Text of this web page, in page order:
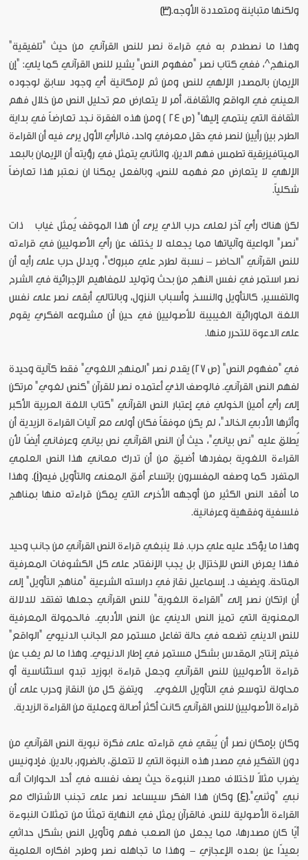
ولكنها متباينة ومتعددة الأوجه.[3]
وهذا ما نصطدم به في قراءة نصر للنص القرآني من حيث "تلفيقية"
المنهج^، ففي كتاب نصر "مفهوم النص" يشير للنص القرآني كما يلي: "إن
الإيمان بالمصدر الإلهي للنص ومن ثم لإمكانية أي وجود سابق لوجوده
العيني في الواقع والثقافة، أمر لا يتعارض مع تحليل النص من خلال فهم
الثقافة التي ينتمي إليها" (ص 24 ) ومن هذه الفقرة نجد تعارضاً في بداية
الطرح بين رأيين لنصر في حقل معرفي واحد، فالرأي الأول يرى فيه أن القراءة
الميتافيزيقية تطمس فهم الدين، والثاني يتمثل في رؤيته أن الإيمان بالبعد
الإلهي لا يتعارض مع فهمه للنص، وبالفعل يمكنا ان نعتبر هذا تعارضاً
شكلياً.
لكن هناك رأي آخر لعلى حرب الذي يرى أن هذا الموقف يُمثل غياب ذات
"نصر" الواعية وآلياتها مما يجعله لا يختلف عن رأي الأصوليين في قراءته
للنص القرآني "الحاضر - نسبة لطرح علي مبروك"، ويدلل حرب على رأيه أن
نصر استمر في نفس النهج من بحث وتوليد للمفاهيم الإجرائية في الشرح
والتفسير، كالتأويل والنسخ وأسباب النزول، وبالتالي أبقى نصر على نفس
اللغة الماورائية الغيبيبة للأصوليين في حين أن مشروعه الفكري يقوم
على الدعوة للتحرر منها.
في "مفهوم النص" (ص 27) يقدم نصر "المنهج اللغوي" فقط كآلية وحيدة
لفهم النص القرآني. فالوصف الذي أعتمده نصر للقرآن "كنص لغوي" مرتكن
إلى رأي أمين الخولي في إعتبار النص القرآني "كتاب اللغة العربية الأكبر
وأثرها الأدبي الخالد"، لم يكن موفقاً فكان أولى مع آليات القراءة الزيدية أن
يُطلق عليه "نص بياني"، حيث أن النص القرآني نص بياني وعرفاني أيضًا لأن
القراءة اللغوية بمفردها أضيق من أن تدرك معاني هذا النص العلمي
المتفرد كما وصفه المفسرون بإتساع أفق المعنى والتأويل فيه[i] . وهذا
ما أفقد النص الكثير من أوجهه الأخرى التي يمكن قراءته منها بمناهج
فلسفية وفقهية وعرفانية.
وهذا ما يؤكد عليه علي حرب. فلا ينبغي قراءة النص القرآني من جانب وحيد
فهذا يعرض النص للإختزال بل يجب الإنفتاح على كل الكشوفات المعرفية
المتاحة. ويضيف د. إسماعيل نقاز في دراسته الشرعية "مناهج التأويل" إلى
أن ارتكان نصر إلى "القراءة اللغوية" للنص القرآني جعلها تفتقد للدلالة
المعنوية التي تميز النص الديني عن النص الأدبي. فالحمولة المعرفية
للنص الديني تضعه في حالة تفاعل مستمر مع الجانب الدنيوي "الواقع"
فيتم إنتاج المقدس بشكل مستمر في إطار الدنيوي. وهذا ما لم يغب عن
قراءة الأصوليين للنص القرآني وجعل قراءة ابوزيد تبدو استئناسية أو
محاولة لتوسع في التأويل اللغوي. ويتفق كل من النقاز وحرب على أن
قراءة الأصوليين للنص القرآني كانت أكثر أصالة وعملية من القراءة الزيدية.
وكان بإمكان نصر أن يُبقي في قراءته على فكرة نبوية النص القرآني من
دون التفكير في مصدر هذه النبوة التي لا تتعلق، بالضرور، بالدين. فإدونيس
يضرب مثلاً لاختلاف مصدر النبوءة حيث يصف نفسه في أحد الحوارات أنه
نبي "وثني".[4]
وكان هذا الفكر سيساعد نصر على تجنب الاشتراك مع
القراءة الأصولية للنص. فالقرآن يمثل في النهاية تمثلًا من تمثلات النبوءة
أيًا كان مصدرها، مما يجعل من الصعب فهم وتأويل النص بشكل حداثي
بعيدًا عن بعده الإعجازي - وهذا ما تجاهله نصر وطرح افكاره العلمية